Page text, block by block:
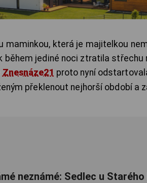
maminkou, která je majitelkou
během jediné noci ztratila střechu
Znesnáze21 proto nyní
překlenout nejhorší období a
neznámé: Sedlec u